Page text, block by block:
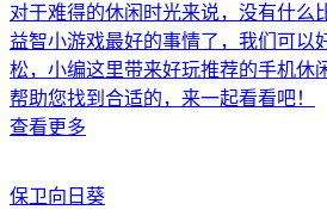
对于难得的休闲时光来说，没有什么
益智小游戏最好的事情了，我们可以
松，小编这里带来好玩推荐的手机休
帮助您找到合适的，来一起看看吧！
查看更多
保卫向日葵